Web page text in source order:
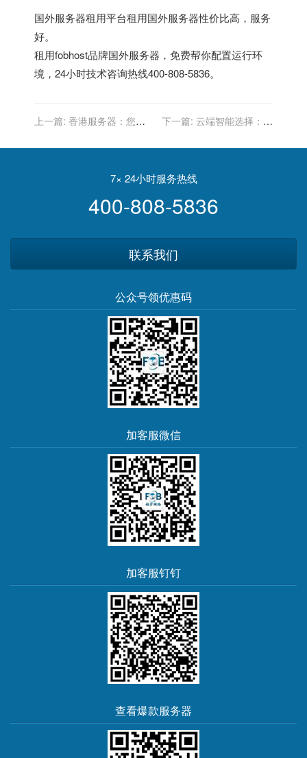
国外服务器租用平台租用国外服务器性价比高，服务
好。
租用fobhost品牌国外服务器，免费帮你配置运行环
境，24小时技术咨询热线400-808-5836。
上一篇: 香港服务器：您在
下一篇: 云端智能选择：香
7× 24小时服务热线
400-808-5836
联系我们
公众号领优惠码
加客服微信
加客服钉钉
查看爆款服务器